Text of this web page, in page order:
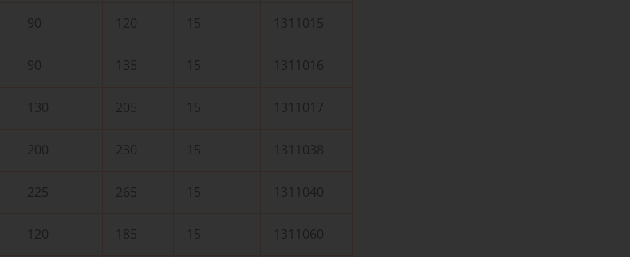
90 120 15 1311015
90 135 15 1311016
130 205 15 1311017
200 230 15 1311038
225 265 15 1311040
120 185 15 1311060